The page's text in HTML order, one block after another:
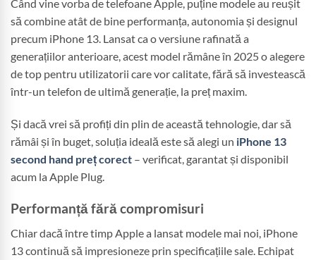
Când vine vorba de telefoane Apple, puține modele au reușit
să combine atât de bine performanța, autonomia și designul
precum iPhone 13. Lansat ca o versiune rafinată a
generațiilor anterioare, acest model rămâne în 2025 o alegere
de top pentru utilizatorii care vor calitate, fără să investească
într-un telefon de ultimă generație, la preț maxim.
Și dacă vrei să profiți din plin de această tehnologie, dar să
rămâi și în buget, soluția ideală este să alegi un iPhone 13
second hand preț corect – verificat, garantat și disponibil
acum la Apple Plug.
Performanță fără compromisuri
Chiar dacă între timp Apple a lansat modele mai noi, iPhone
13 continuă să impresioneze prin specificațiile sale. Echipat